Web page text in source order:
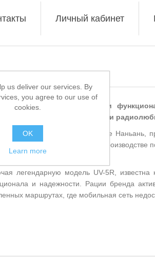
Личный кабинет
доступных и
активного отдыха и
(Wang Jinding) в городе Наньань,
из мировых лидеров в производстве
легендарную модель UV-5R,
и надежности. Рации бренда
маршрутах, где мобильная сеть
us deliver our services. By
you agree to our use of
cookies.
OK
Learn more